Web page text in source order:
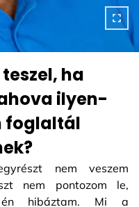
ha
ilyen-
foglaltál
nem veszem
nem pontozom le,
én hibáztam. Mi a